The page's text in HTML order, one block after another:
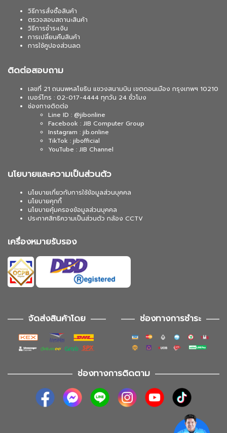
วิธีการสั่งซื้อสินค้า
ตรวจสอบสถานะสินค้า
วิธีการชำระเงิน
การเปลี่ยนคืนสินค้า
การใช้คูปองส่วนลด
ติดต่อสอบถาม
เลขที่ 21 ถนนพหลโยธิน แขวงสนามบิน เขตดอนเมือง กรุงเทพฯ 10210
เบอร์โทร : 02-017-4444 ทุกวัน 24 ชั่วโมง
ช่องทางติดต่อ
Line ID : @jibonline
Facebook : JIB Computer Group
Instagram : jib.online
TikTok : jibofficial
YouTube : JIB Channel
นโยบายและความเป็นส่วนตัว
นโยบายเกี่ยวกับการใช้ข้อมูลส่วนบุคคล
นโยบายคุกกี้
นโยบายคุ้มครองข้อมูลส่วนบุคคล
ประกาศสิทธิความเป็นส่วนตัว กล้อง CCTV
เครื่องหมายรับรอง
จัดส่งสินค้าโดย ช่องทางการชำระ
ช่องทางการติดตาม